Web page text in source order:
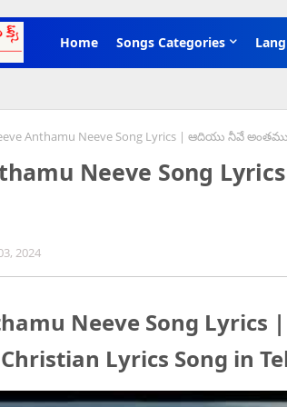
Home
Songs Categories
Anthamu Neeve Song Lyrics | ఆదియు నీవే
Neeve Song
2024
Neeve Song
Lyrics Song in